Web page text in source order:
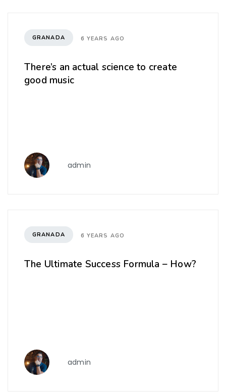
GRANADA 6 YEARS AGO
There’s an actual science to create
good music
admin
GRANADA 6 YEARS AGO
The Ultimate Success Formula – How?
admin